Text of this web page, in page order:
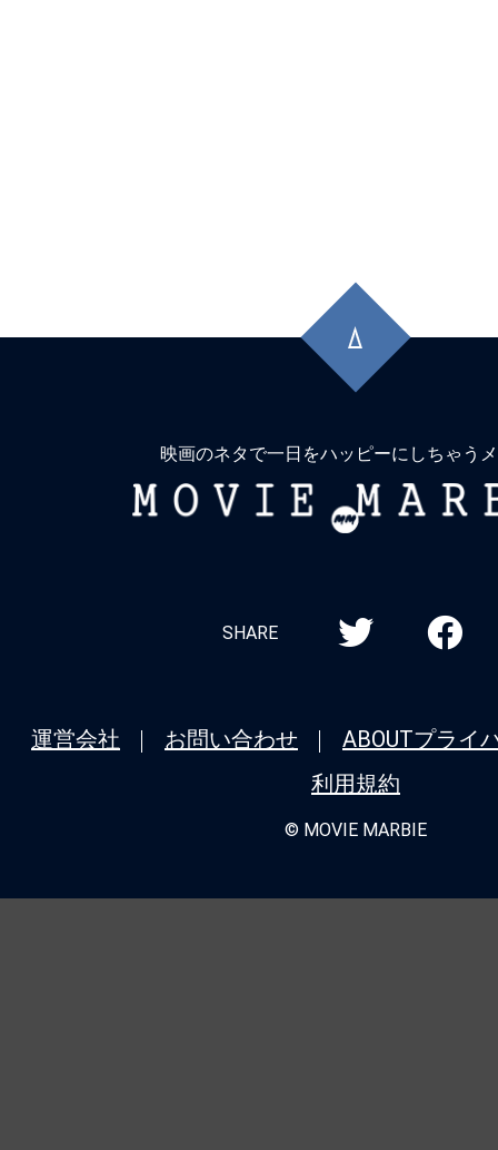
頭
に
映画のネタで一日をハッピーにしちゃう
MOVIE
SHARE
運営会社 お問い合わせ ABOUTプライ
利用規約
© MOVIE MARBIE